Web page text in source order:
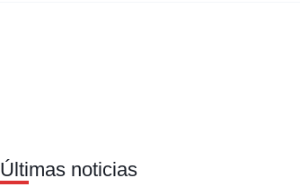
Últimas noticias